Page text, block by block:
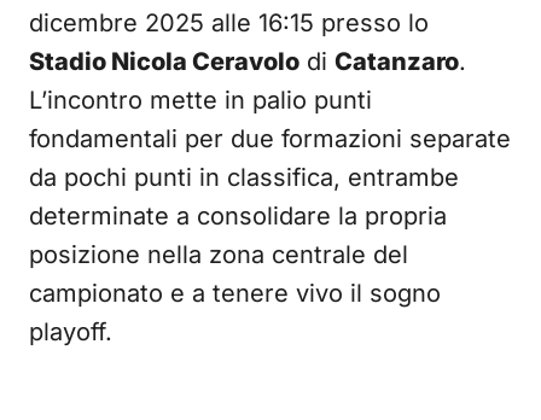
dicembre 2025 alle 16:15 presso lo
Stadio Nicola Ceravolo di Catanzaro.
L’incontro mette in palio punti
fondamentali per due formazioni separate
da pochi punti in classifica, entrambe
determinate a consolidare la propria
posizione nella zona centrale del
campionato e a tenere vivo il sogno
playoff.